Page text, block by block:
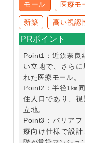
モール 医療モ
新築 高い視認
PRポイント
Point1：近鉄奈良
い立地で、さら
れた医療モール。
Point2：半径1㎞
住人口であり、
立地。
Point3：バリア
療向け仕様で設